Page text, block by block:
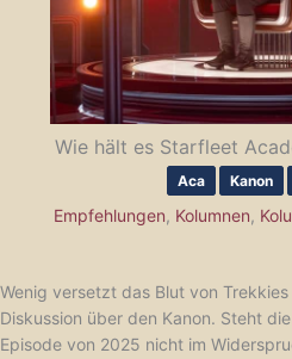
Wie hält es Starfleet
Aca Kanon
Empfehlungen, Kolumnen,
Wenig versetzt das Blut von
Diskussion über den Kanon. Steht
Episode von 2025 nicht im